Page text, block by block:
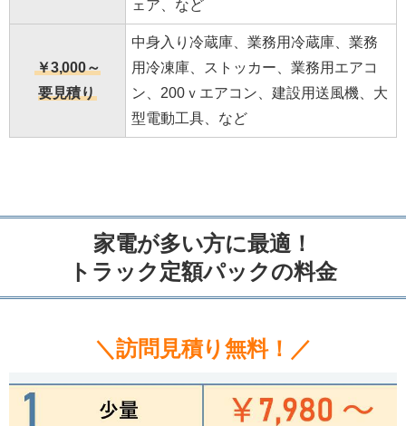
ェア、など
￥3,000～
要見積り
中身入り冷蔵庫、業務用冷蔵庫、業務
用冷凍庫、ストッカー、業務用エアコ
ン、200ｖエアコン、建設用送風機、大
型電動工具、など
家電が多い方に最適！
トラック定額パックの料金
＼訪問見積り無料！／